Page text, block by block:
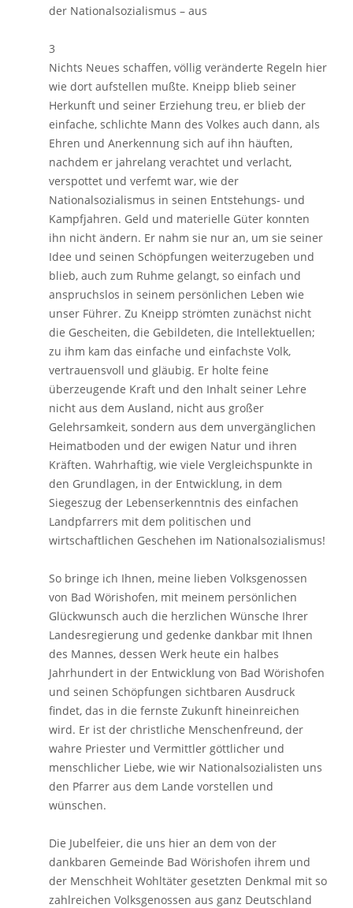
der Nationalsozialismus – aus
3
Nichts Neues schaffen, völlig veränderte Regeln hier
wie dort aufstellen mußte. Kneipp blieb seiner
Herkunft und seiner Erziehung treu, er blieb der
einfache, schlichte Mann des Volkes auch dann, als
Ehren und Anerkennung sich auf ihn häuften,
nachdem er jahrelang verachtet und verlacht,
verspottet und verfemt war, wie der
Nationalsozialismus in seinen Entstehungs- und
Kampfjahren. Geld und materielle Güter konnten
ihn nicht ändern. Er nahm sie nur an, um sie seiner
Idee und seinen Schöpfungen weiterzugeben und
blieb, auch zum Ruhme gelangt, so einfach und
anspruchslos in seinem persönlichen Leben wie
unser Führer. Zu Kneipp strömten zunächst nicht
die Gescheiten, die Gebildeten, die Intellektuellen;
zu ihm kam das einfache und einfachste Volk,
vertrauensvoll und gläubig. Er holte feine
überzeugende Kraft und den Inhalt seiner Lehre
nicht aus dem Ausland, nicht aus großer
Gelehrsamkeit, sondern aus dem unvergänglichen
Heimatboden und der ewigen Natur und ihren
Kräften. Wahrhaftig, wie viele Vergleichspunkte in
den Grundlagen, in der Entwicklung, in dem
Siegeszug der Lebenserkenntnis des einfachen
Landpfarrers mit dem politischen und
wirtschaftlichen Geschehen im Nationalsozialismus!
So bringe ich Ihnen, meine lieben Volksgenossen
von Bad Wörishofen, mit meinem persönlichen
Glückwunsch auch die herzlichen Wünsche Ihrer
Landesregierung und gedenke dankbar mit Ihnen
des Mannes, dessen Werk heute ein halbes
Jahrhundert in der Entwicklung von Bad Wörishofen
und seinen Schöpfungen sichtbaren Ausdruck
findet, das in die fernste Zukunft hineinreichen
wird. Er ist der christliche Menschenfreund, der
wahre Priester und Vermittler göttlicher und
menschlicher Liebe, wie wir Nationalsozialisten uns
den Pfarrer aus dem Lande vorstellen und
wünschen.
Die Jubelfeier, die uns hier an dem von der
dankbaren Gemeinde Bad Wörishofen ihrem und
der Menschheit Wohltäter gesetzten Denkmal mit so
zahlreichen Volksgenossen aus ganz Deutschland